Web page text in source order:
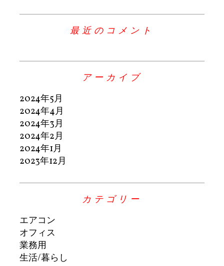
最近のコメント
アーカイブ
2024年5月
2024年4月
2024年3月
2024年2月
2024年1月
2023年12月
カテゴリー
エアコン
オフィス
業務用
生活/暮らし